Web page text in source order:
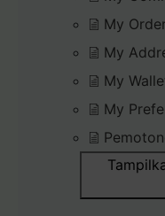
My
My
My
My